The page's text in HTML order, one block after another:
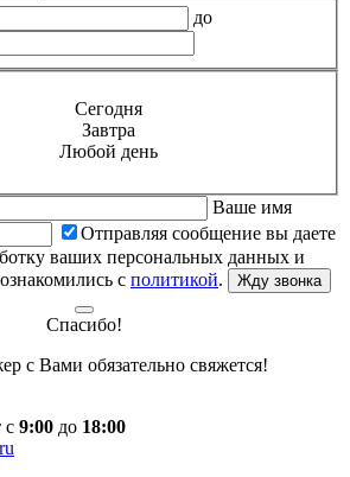
до
Сегодня
Завтра
Любой день
Ваше имя
Отправляя сообщение вы даете
ваших персональных данных и
с политикой. Жду звонка
Спасибо!
с Вами обязательно свяжется!
с 9:00 до 18:00